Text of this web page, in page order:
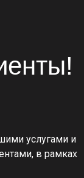
услугами и
в рамках